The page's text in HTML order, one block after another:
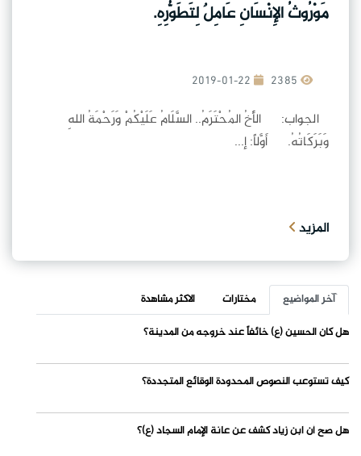
مَوْرُوثُ الإِنْسَانِ عَامِلٌ لِتَطَوُّرِهِ.
2019-01-22
الجواب: الأَخُ المُحْتَرَمُ.. السَّلَامُ عَلَيْكُمْ وَرَحْمَةُ اللهِ
وَبَرَكَاتُهُ. أَوَّلاً: إ...
المزيد
آخر المواضيع مختارات
الاكثر مشاهدة
هل كان الحسين (ع) خائفاً عند خروجه من المدينة؟
كيف تستوعب النصوص المحدودة الوقائع المتجددة؟
هل صح أن ابن زياد كشف عن عانة الإمام السجاد (ع)؟